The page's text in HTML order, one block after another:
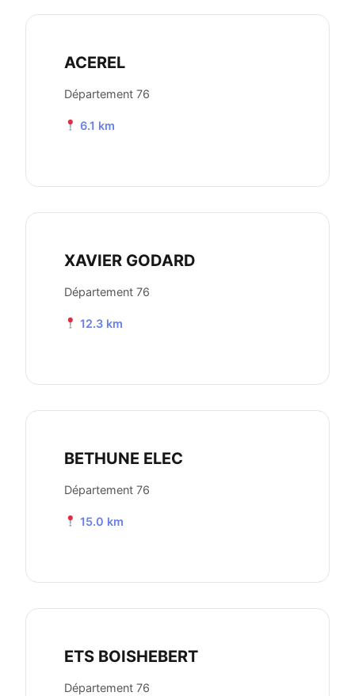
ACEREL
Département 76
6.1 km
XAVIER GODARD
Département 76
12.3 km
BETHUNE ELEC
Département 76
15.0 km
ETS BOISHEBERT
Département 76